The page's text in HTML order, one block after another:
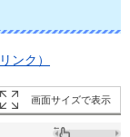
ンク）
画面サイズで表示